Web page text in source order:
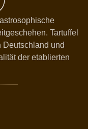
Tartuffel
und
der etablierten